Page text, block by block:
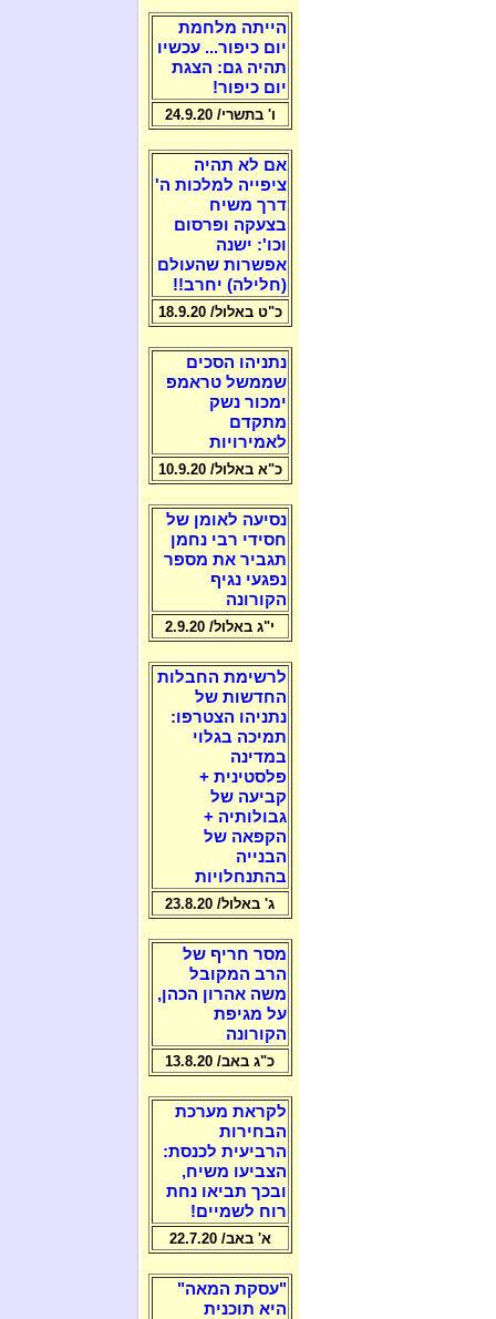
הייתה מלחמת
יום כיפור... עכשיו
תהיה גם: הצגת
יום כיפור!
ו' בתשרי/ 24.9.20
אם לא תהיה
ציפייה למלכות ה'
דרך משיח
בצעקה ופרסום
וכו': ישנה
אפשרות שהעולם
(חלילה) יחרב!!
כ"ט באלול/ 18.9.20
נתניהו הסכים
שממשל טראמפ
ימכור נשק
מתקדם
לאמירויות
כ"א באלול/ 10.9.20
נסיעה לאומן של
חסידי רבי נחמן
תגביר את מספר
נפגעי נגיף
הקורונה
י"ג באלול/ 2.9.20
לרשימת החבלות
החדשות של
נתניהו הצטרפו:
תמיכה בגלוי
במדינה
פלסטינית +
קביעה של
גבולותיה +
הקפאה של
הבנייה
בהתנחלויות
ג' באלול/ 23.8.20
מסר חריף של
הרב המקובל
משה אהרון הכהן,
על מגיפת
הקורונה
כ"ג באב/ 13.8.20
לקראת מערכת
הבחירות
הרביעית לכנסת:
הצביעו משיח,
ובכך תביאו נחת
רוח לשמיים!
א' באב/ 22.7.20
"עסקת המאה"
היא תוכנית